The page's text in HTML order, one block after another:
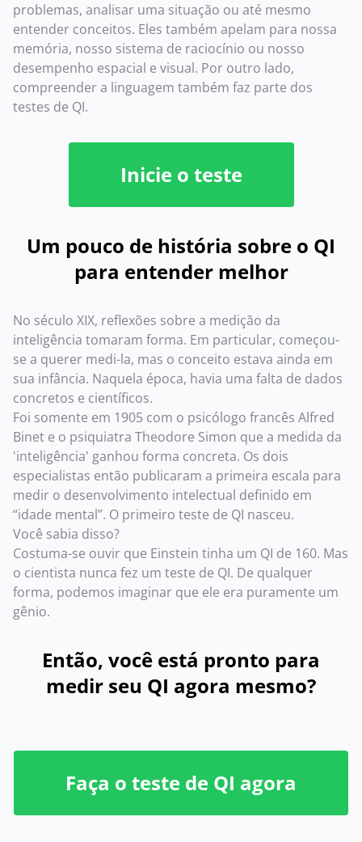
problemas, analisar uma situação ou até mesmo
entender conceitos. Eles também apelam para nossa
memória, nosso sistema de raciocínio ou nosso
desempenho espacial e visual. Por outro lado,
compreender a linguagem também faz parte dos
testes de QI.
Inicie o teste
Um pouco de história sobre o QI
para entender melhor
No século XIX, reflexões sobre a medição da
inteligência tomaram forma. Em particular, começou-
se a querer medi-la, mas o conceito estava ainda em
sua infância. Naquela época, havia uma falta de dados
concretos e científicos.
Foi somente em 1905 com o psicólogo francês Alfred
Binet e o psiquiatra Theodore Simon que a medida da
'inteligência' ganhou forma concreta. Os dois
especialistas então publicaram a primeira escala para
medir o desenvolvimento intelectual definido em
“idade mental”. O primeiro teste de QI nasceu.
Você sabia disso?
Costuma-se ouvir que Einstein tinha um QI de 160. Mas
o cientista nunca fez um teste de QI. De qualquer
forma, podemos imaginar que ele era puramente um
gênio.
Então, você está pronto para
medir seu QI agora mesmo?
Faça o teste de QI agora